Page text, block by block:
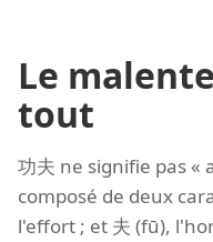
Le
tout
功夫 ne signifie pas «
composé de deux
l'effort ; et 夫 (fū),